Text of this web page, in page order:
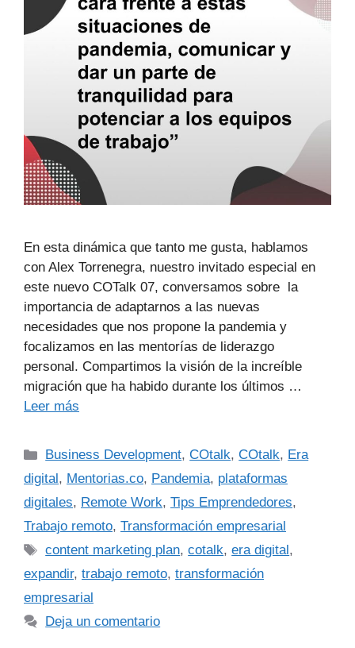
En esta dinámica que tanto me gusta, hablamos
con Alex Torrenegra, nuestro invitado especial en
este nuevo COTalk 07, conversamos sobre la
importancia de adaptarnos a las nuevas
necesidades que nos propone la pandemia y
focalizamos en las mentorías de liderazgo
personal. Compartimos la visión de la increíble
migración que ha habido durante los últimos …
Leer más
Business Development,COtalk,COtalk, Era
digital , Mentorias.co, Pandemia, plataformas
digitales, Remote Work, Tips Emprendedores,
Trabajo remoto, Transformación empresarial
content marketing plan,cotalk,era digital ,
expandir, trabajo remoto, transformación
empresarial
Deja un comentario